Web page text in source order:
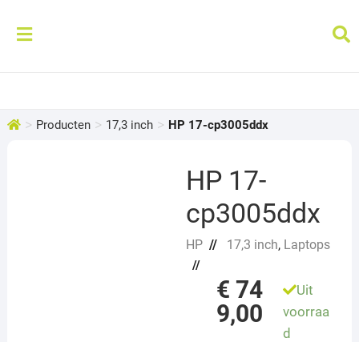
> Producten > 17,3 inch > HP 17-cp3005ddx
HP 17-
cp3005ddx
HP // 17,3 inch, Laptops
//
€ 74
9,00
Uit
voorraa
d